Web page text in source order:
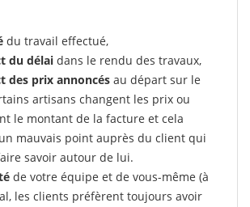
du travail effectué,
du délai dans le rendu des travaux,
des prix annoncés au départ sur le
artisans changent les prix ou
le montant de la facture et cela
mauvais point auprès du client qui
savoir autour de lui.
de votre équipe et de vous-même (à
les clients préfèrent toujours avoir